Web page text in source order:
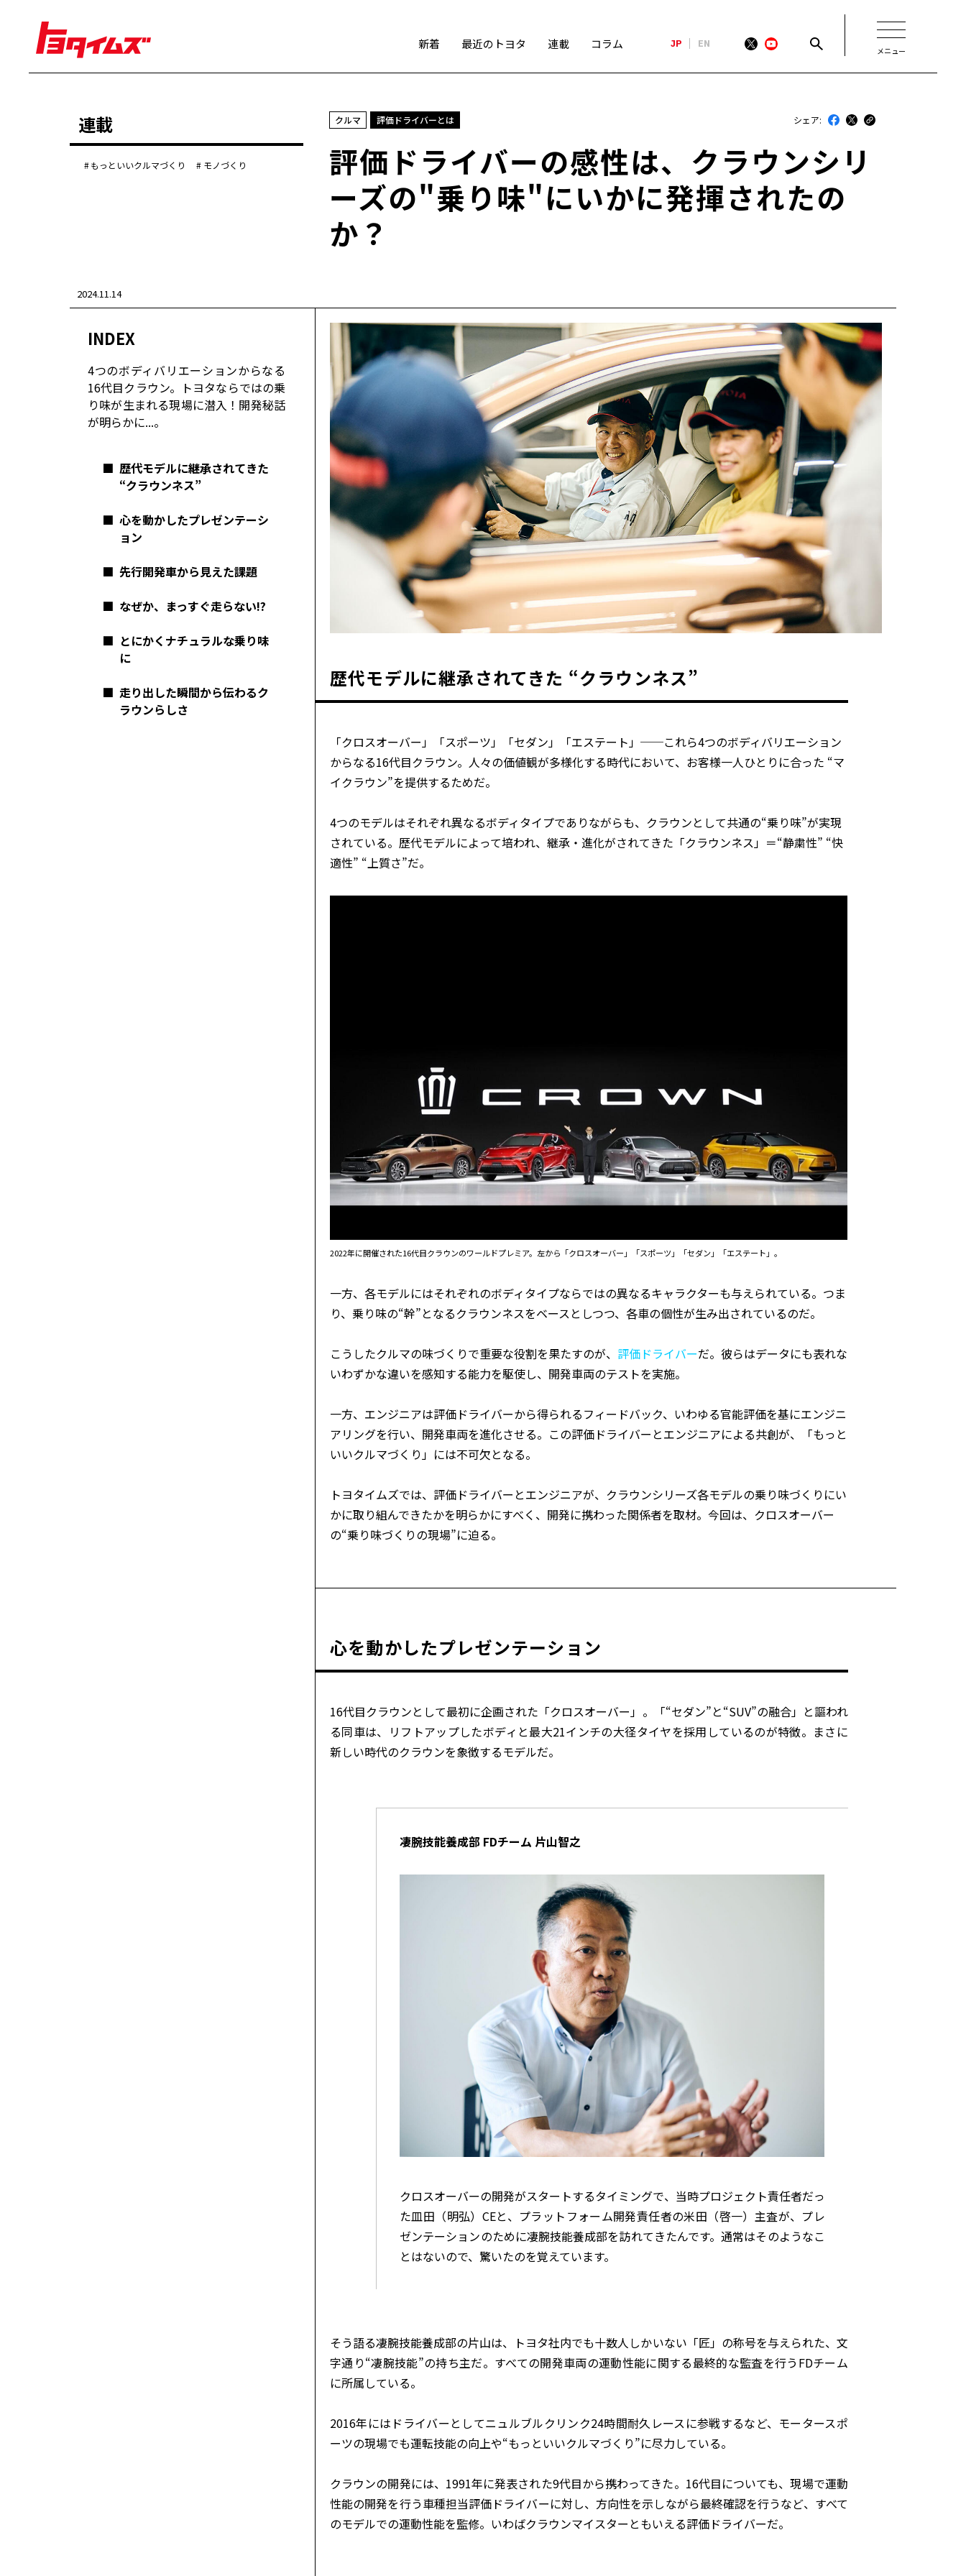
新着 最近のトヨタ 連載 コラム JP EN
メニュー
豊田章男 佐藤恒治 決算 株主総会
労使協議会
スポーツ
WRC TOYOTA GAZOO Racing
テクノロジー
コーポレート
モビリティカンパニー トヨタグローバル
トヨタグループ モノづくり
日本自動車工業会（自工会）
最近のトヨタ
連載
トヨタイムズスポーツ
トヨタイムズPodcast
SDGs
連載
もっといいクルマづくり モノづくり
クルマ 評価ドライバーとは シェア:
評価ドライバーの感性は、クラウンシリ
ーズの"乗り味"にいかに発揮されたの
か？
2024.11.14
INDEX
4つのボディバリエーションからなる
16代目クラウン。トヨタならではの乗
り味が生まれる現場に潜入！開発秘話
が明らかに...。
■ 歴代モデルに継承されてきた
“クラウンネス”
■ 心を動かしたプレゼンテーシ
ョン
■ 先行開発車から見えた課題
■ なぜか、まっすぐ走らない!?
■ とにかくナチュラルな乗り味
に
■ 走り出した瞬間から伝わるク
ラウンらしさ
歴代モデルに継承されてきた “クラウンネス”
「クロスオーバー」「スポーツ」「セダン」「エステート」──これら4つのボディバリエーション
からなる16代目クラウン。人々の価値観が多様化する時代において、お客様一人ひとりに合った “マ
イクラウン”を提供するためだ。
4つのモデルはそれぞれ異なるボディタイプでありながらも、クラウンとして共通の“乗り味”が実現
されている。歴代モデルによって培われ、継承・進化がされてきた「クラウンネス」＝“静粛性” “快
適性” “上質さ”だ。
2022年に開催された16代目クラウンのワールドプレミア。左から「クロスオーバー」「スポーツ」「セダン」「エステート」。
一方、各モデルにはそれぞれのボディタイプならではの異なるキャラクターも与えられている。つま
り、乗り味の“幹”となるクラウンネスをベースとしつつ、各車の個性が生み出されているのだ。
こうしたクルマの味づくりで重要な役割を果たすのが、 評価ドライバーだ。彼らはデータにも表れな
いわずかな違いを感知する能力を駆使し、開発車両のテストを実施。
一方、エンジニアは評価ドライバーから得られるフィードバック、いわゆる官能評価を基にエンジニ
アリングを行い、開発車両を進化させる。この評価ドライバーとエンジニアによる共創が、「もっと
いいクルマづくり」には不可欠となる。
トヨタイムズでは、評価ドライバーとエンジニアが、クラウンシリーズ各モデルの乗り味づくりにい
かに取り組んできたかを明らかにすべく、開発に携わった関係者を取材。今回は、クロスオーバー
の“乗り味づくりの現場”に迫る。
心を動かしたプレゼンテーション
16代目クラウンとして最初に企画された「クロスオーバー」。「“セダン”と“SUV”の融合」と謳われ
る同車は、リフトアップしたボディと最大21インチの大径タイヤを採用しているのが特徴。まさに
新しい時代のクラウンを象徴するモデルだ。
凄腕技能養成部 FDチーム 片山智之
クロスオーバーの開発がスタートするタイミングで、当時プロジェクト責任者だっ
た皿田（明弘）CEと、プラットフォーム開発責任者の米田（啓一）主査が、プレ
ゼンテーションのために凄腕技能養成部を訪れてきたんです。通常はそのようなこ
とはないので、驚いたのを覚えています。
そう語る凄腕技能養成部の片山は、トヨタ社内でも十数人しかいない「匠」の称号を与えられた、文
字通り“凄腕技能”の持ち主だ。すべての開発車両の運動性能に関する最終的な監査を行うFDチーム
に所属している。
2016年にはドライバーとしてニュルブルクリンク24時間耐久レースに参戦するなど、モータースポ
ーツの現場でも運転技能の向上や“もっといいクルマづくり”に尽力している。
クラウンの開発には、1991年に発表された9代目から携わってきた。16代目についても、現場で運動
性能の開発を行う車種担当評価ドライバーに対し、方向性を示しながら最終確認を行うなど、すべて
のモデルでの運動性能を監修。いわばクラウンマイスターともいえる評価ドライバーだ。